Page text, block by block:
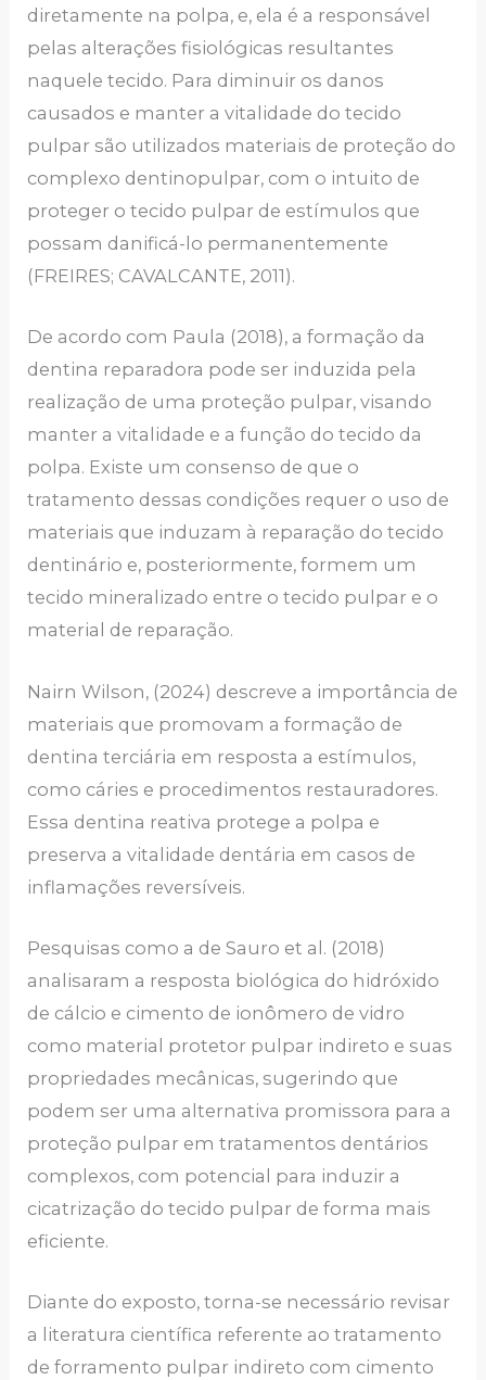
diretamente na polpa, e, ela é a responsável
pelas alterações fisiológicas resultantes
naquele tecido. Para diminuir os danos
causados e manter a vitalidade do tecido
pulpar são utilizados materiais de proteção do
complexo dentinopulpar, com o intuito de
proteger o tecido pulpar de estímulos que
possam danificá-lo permanentemente
(FREIRES; CAVALCANTE, 2011).
De acordo com Paula (2018), a formação da
dentina reparadora pode ser induzida pela
realização de uma proteção pulpar, visando
manter a vitalidade e a função do tecido da
polpa. Existe um consenso de que o
tratamento dessas condições requer o uso de
materiais que induzam à reparação do tecido
dentinário e, posteriormente, formem um
tecido mineralizado entre o tecido pulpar e o
material de reparação.
Nairn Wilson, (2024) descreve a importância de
materiais que promovam a formação de
dentina terciária em resposta a estímulos,
como cáries e procedimentos restauradores.
Essa dentina reativa protege a polpa e
preserva a vitalidade dentária em casos de
inflamações reversíveis​.
Pesquisas como a de Sauro et al. (2018)
analisaram a resposta biológica do hidróxido
de cálcio e cimento de ionômero de vidro
como material protetor pulpar indireto e suas
propriedades mecânicas, sugerindo que
podem ser uma alternativa promissora para a
proteção pulpar em tratamentos dentários
complexos, com potencial para induzir a
cicatrização do tecido pulpar de forma mais
eficiente​.
Diante do exposto, torna-se necessário revisar
a literatura científica referente ao tratamento
de forramento pulpar indireto com cimento